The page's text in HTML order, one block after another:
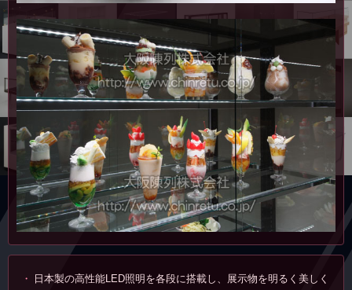
日本製の高性能LED照明を各段に搭載し、展示物を明るく美しく